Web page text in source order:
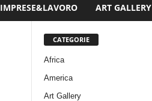
IMPRESE&LAVORO ART GALLERY
CATEGORIE
Africa
America
Art Gallery